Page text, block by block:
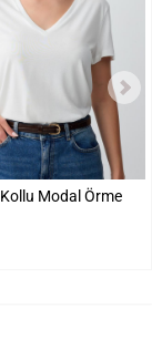
Modal Örme